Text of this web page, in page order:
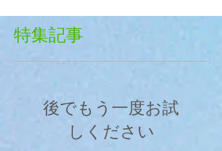
特集記事
後でもう一度お試
しください